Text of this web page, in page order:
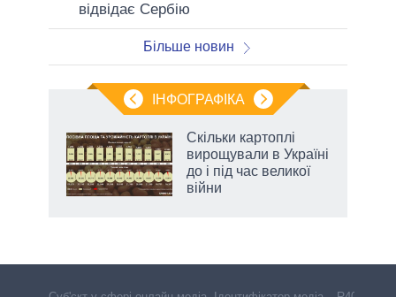
відвідає Сербію
Більше новин
ІНФОГРАФІКА
Скільки картоплі
вирощували в Україні
до і під час великої
війни